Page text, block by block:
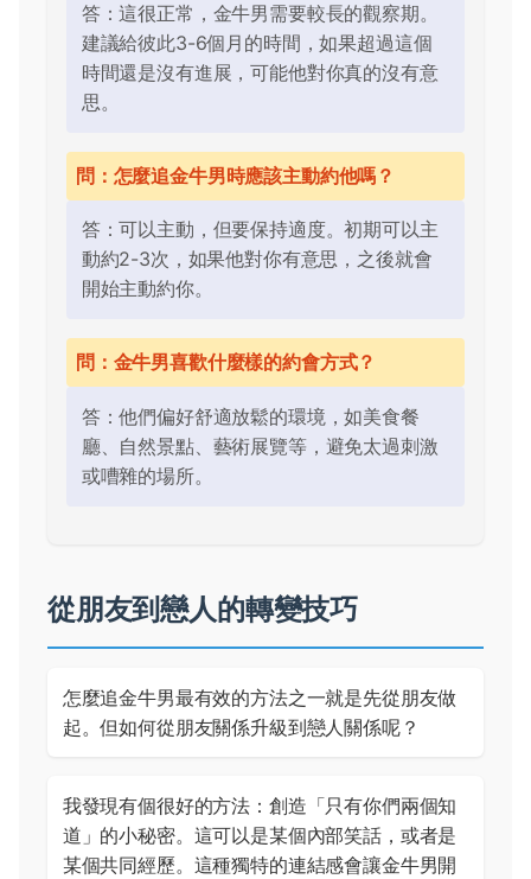
答：這很正常，金牛男需要較長的觀察期。
建議給彼此3-6個月的時間，如果超過這個
時間還是沒有進展，可能他對你真的沒有意
思。
問：怎麼追金牛男時應該主動約他嗎？
答：可以主動，但要保持適度。初期可以主
動約2-3次，如果他對你有意思，之後就會
開始主動約你。
問：金牛男喜歡什麼樣的約會方式？
答：他們偏好舒適放鬆的環境，如美食餐
廳、自然景點、藝術展覽等，避免太過刺激
或嘈雜的場所。
從朋友到戀人的轉變技巧
怎麼追金牛男最有效的方法之一就是先從朋友做
起。但如何從朋友關係升級到戀人關係呢？
我發現有個很好的方法：創造「只有你們兩個知
道」的小秘密。這可以是某個內部笑話，或者是
某個共同經歷。這種獨特的連結感會讓金牛男開